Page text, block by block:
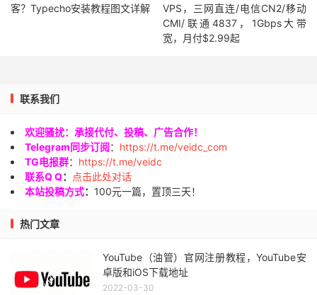
客？Typecho安装教程图文详解
VPS，三网直连/电信CN2/移动
CMI/联通4837，1Gbps大带
宽，月付$2.99起
联系我们
欢迎骚扰：承接代付、投稿、广告合作！
Telegram同步订阅： https://t.me/veidc_com
TG电报群： https://t.me/veidc
联系Q Q：
点击此处对话
本站投稿方式： 100元一篇，置顶三天！
热门文章
YouTube（油管）官网注册教程，YouTube安
卓版和iOS下载地址
2022-03-30